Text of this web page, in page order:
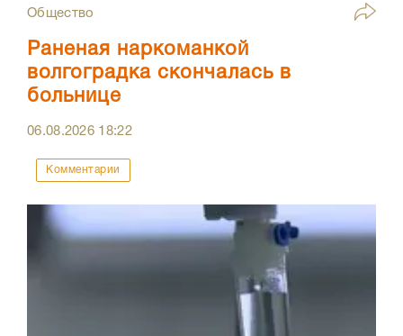
Общество
Раненая наркоманкой
волгоградка скончалась в
больнице
06.08.2026 18:22
Комментарии